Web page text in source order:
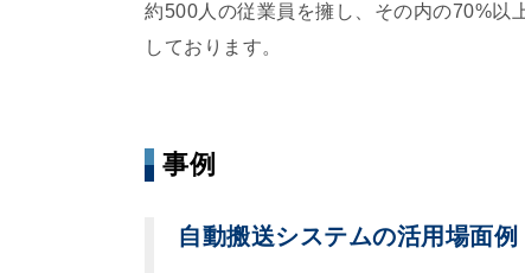
約500人の従業員を擁し、その内の70%以
しております。
事例
自動搬送システムの活用場面例